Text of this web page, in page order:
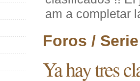
am a completar
Foros /
Ya hay tres